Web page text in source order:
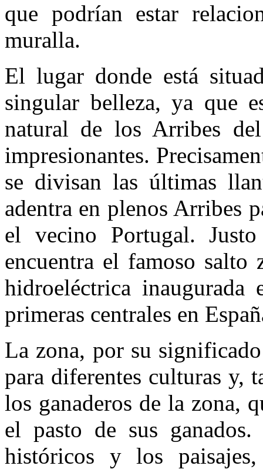
que podrían estar
muralla.
El lugar donde está
singular belleza, ya que
natural de los Arribes
impresionantes.
se divisan las últimas
adentra en plenos Arribes
el vecino Portugal.
encuentra el famoso salto
hidroeléctrica
primeras centrales en
La zona, por su
para diferentes culturas y,
los ganaderos de la zona,
el pasto de sus
históricos y los